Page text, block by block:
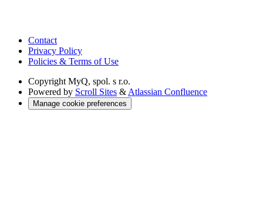
Contact
Privacy Policy
Policies & Terms of Use
Copyright MyQ, spol. s r.o.
Powered by Scroll Sites & Atlassian Confluence
Manage cookie preferences